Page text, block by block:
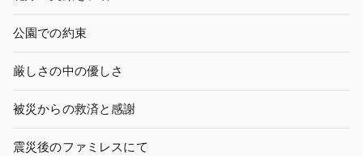
公園での約束
厳しさの中の優しさ
被災からの救済と感謝
震災後のファミレスにて